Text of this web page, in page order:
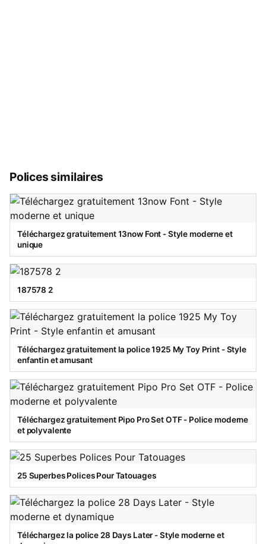
Polices similaires
Téléchargez gratuitement 13now Font - Style moderne et
unique
187578 2
Téléchargez gratuitement la police 1925 My Toy Print - Style
enfantin et amusant
Téléchargez gratuitement Pipo Pro Set OTF - Police moderne
et polyvalente
25 Superbes Polices Pour Tatouages
Téléchargez la police 28 Days Later - Style moderne et